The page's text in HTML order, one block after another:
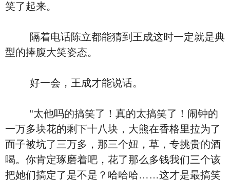
笑了起来。
隔着电话陈立都能猜到王成这时一定就是典
型的捧腹大笑姿态。
好一会，王成才能说话。
“太他吗的搞笑了！真的太搞笑了！闹钟的
一万多块花的剩下十八块，大熊在香格里拉为了
面子被坑了三万多，那三个妞，草，专挑贵的酒
喝。你肯定琢磨着吧，花了那么多钱我们三个该
把她们搞定了是不是？哈哈哈……这才是最搞笑